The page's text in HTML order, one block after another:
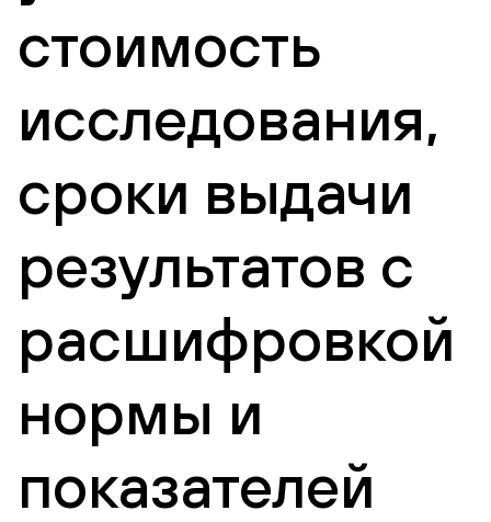
стоимость
исследования,
сроки выдачи
результатов с
расшифровкой
нормы и
показателей